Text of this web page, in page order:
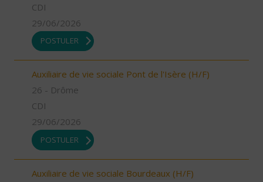
CDI
29/06/2026
POSTULER
Auxiliaire de vie sociale Pont de l'Isère (H/F)
26 - Drôme
CDI
29/06/2026
POSTULER
Auxiliaire de vie sociale Bourdeaux (H/F)